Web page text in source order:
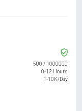
500 / 1000000
0-12 Hours
1-10K/Day